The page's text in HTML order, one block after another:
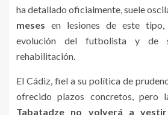
ha detallado oficialmente, suele
meses en lesiones de este
evolución del futbolista y de
rehabilitación.
El Cádiz, fiel a su política de
ofrecido plazos concretos, pero
Tabatadze no volverá a